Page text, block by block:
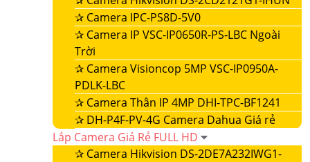
✰ Camera IPC-PS8D-5V0
✰ Camera IP VSC-IP0650R-PS-LBC Ngoài
Trời
✰ Camera Visioncop 5MP VSC-IP0950A-
PDLK-LBC
✰ Camera Thân IP 4MP DHI-TPC-BF1241
✰ DH-P4F-PV-4G Camera Dahua Giá rẻ
Lắp Camera Giá Rẻ FULL HD
✰ Camera Hikvision DS-2DE7A232IWG1-